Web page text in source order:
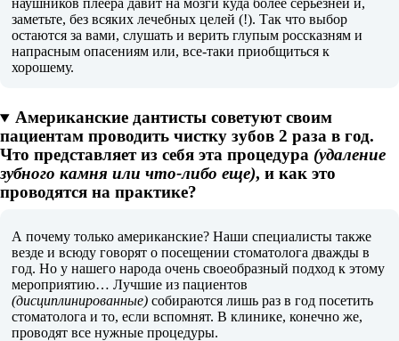
наушников плеера давит на мозги куда более серьезней и,
заметьте, без всяких лечебных целей (!). Так что выбор
остаются за вами, слушать и верить глупым россказням и
напрасным опасениям или, все-таки приобщиться к
хорошему.
Американские дантисты советуют своим
пациентам проводить чистку зубов 2 раза в год.
Что представляет из себя эта процедура (удаление
зубного камня или что-либо еще), и как это
проводятся на практике?
А почему только американские? Наши специалисты также
везде и всюду говорят о посещении стоматолога дважды в
год. Но у нашего народа очень своеобразный подход к этому
мероприятию… Лучшие из пациентов
(дисциплинированные) собираются лишь раз в год посетить
стоматолога и то, если вспомнят. В клинике, конечно же,
проводят все нужные процедуры.